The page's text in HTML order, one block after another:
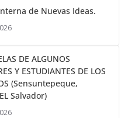
de Nuevas Ideas.
DE ALGUNOS
Y ESTUDIANTES DE LOS
(Sensuntepeque,
Salvador)